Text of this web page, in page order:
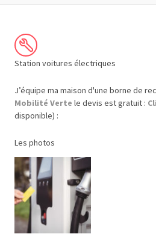
Station voitures électriques
J’équipe ma maison d'une borne de
Mobilité Verte le devis est gratuit :
disponible) :
Les photos